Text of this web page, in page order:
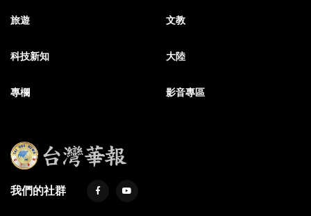
旅遊 文教
科技新知 大陸
專欄 影音專區
我們的社群